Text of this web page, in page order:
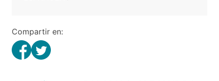
Compartir en: